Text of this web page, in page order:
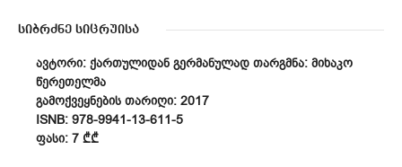
სიბრძნე სიცრუისა
ᲐᲕᲢᲝᲠᲘ: ᲥᲐᲠᲗᲣᲚᲘᲓᲐᲜ ᲒᲔᲠᲛᲐᲜᲣᲚᲐᲓ ᲗᲐᲠᲒᲛᲜᲐ: ᲛᲘᲮᲐᲙᲝ
ᲬᲔᲠᲔᲗᲔᲚᲛᲐ
ᲒᲐᲛᲝᲥᲕᲔᲧᲜᲔᲑᲘᲡ ᲗᲐᲠᲘᲦᲘ: 2017
ISNB: 978-9941-13-611-5
ᲤᲐᲡᲘ: 7 ₾₾